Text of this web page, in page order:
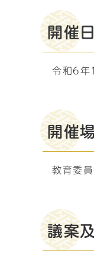
開催
令和6年
開催
教育委
議案